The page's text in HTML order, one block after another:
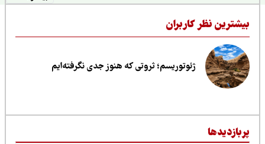
نظر کاربران
ژئوتوریسم؛ ثروتی که هنوز جدی نگرفته‌ایم